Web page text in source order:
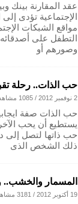
عقد المقارنة بينك
الإجتماعية تؤدى إلى
مواقع الشبكات
التطفل على
وصورهم أو
حب الذات.. رحلة
2 نوفمبر 2012 / 1085 مشاهدة
حب الذات صفة
يستطيع أن يحب
حب ذاتها لتصل إلى
ذلك الشخص الذى
المسمار والخشب..
19 أكتوبر 2012 / 3181 مشاهدة